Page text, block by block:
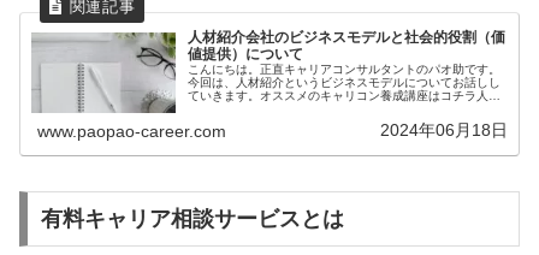
人材紹介会社のビジネスモデルと社会的役割（価
値提供）について
こんにちは。正直キャリアコンサルタントのパオ助です。
今回は、人材紹介というビジネスモデルについてお話しし
ていきます。オススメのキャリコン養成講座はコチラ人材
はどんなビジネスモデルなのでしょ...
www.paopao-career.com 2024年06月18日
有料キャリア相談サービスとは